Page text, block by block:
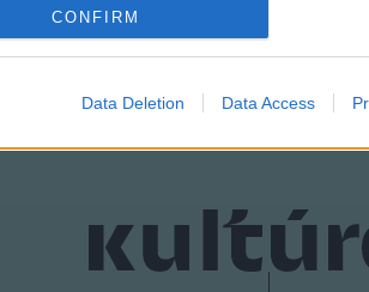
allow my user data to be sent to Google for
allow Google to enable storage related to
allow Google to enable storage related to
CONFIRM
Data Deletion Data Access